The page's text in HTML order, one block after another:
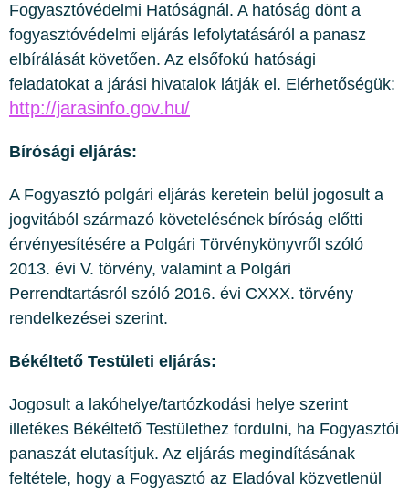
Fogyasztóvédelmi Hatóságnál. A hatóság dönt a
fogyasztóvédelmi eljárás lefolytatásáról a panasz
elbírálását követően. Az elsőfokú hatósági
feladatokat a járási hivatalok látják el. Elérhetőségük:
http://jarasinfo.gov.hu/
Bírósági eljárás:
A Fogyasztó polgári eljárás keretein belül jogosult a
jogvitából származó követelésének bíróság előtti
érvényesítésére a Polgári Törvénykönyvről szóló
2013. évi V. törvény, valamint a Polgári
Perrendtartásról szóló 2016. évi CXXX. törvény
rendelkezései szerint.
Békéltető Testületi eljárás:
Jogosult a lakóhelye/tartózkodási helye szerint
illetékes Békéltető Testülethez fordulni, ha Fogyasztói
panaszát elutasítjuk. Az eljárás megindításának
feltétele, hogy a Fogyasztó az Eladóval közvetlenül